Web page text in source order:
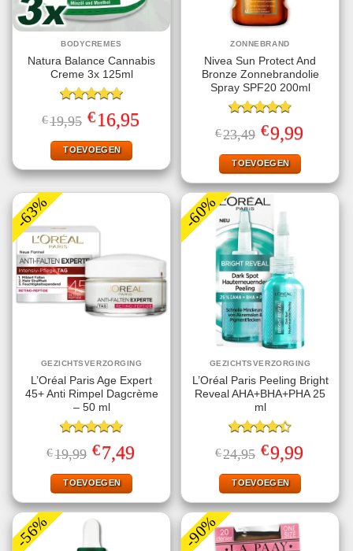
BODYCREMES
Natura Balance Cannabis
Creme 3x 125ml
Gewaardeerd
5.00uit 5
€19,95 Oorspronkelijke
prijs
was:
€19,95.
€16,95prijs
TOEVOEGEN
ZONNEBRAND
Nivea Sun Protect And
Bronze Zonnebrandolie
Spray SPF20 200ml
Gewaardeerd
4.78uit 5
€23,49 Oorspronkelijke
prijs
was:
€23,49.
€9,99Huidige
prijs
TOEVOEGEN
-63%
GEZICHTSVERZORGING
L’Oréal Paris Age Expert
45+ Anti Rimpel Dagcrème
– 50 ml
Gewaardeerd
4.80uit 5
€19,99 Oorspronkelijke
prijs
was:
€19,99.
€7,49Huidige
prijs
TOEVOEGEN
-60%
GEZICHTSVERZORGING
L’Oréal Paris Peeling Bright
Reveal AHA+BHA+PHA 25
ml
Gewaardeerd
4.40uit 5
€24,95 Oorspronkelijke
prijs
was:
€24,95.
€9,99Huidige
prijs
TOEVOEGEN
-56% -90%